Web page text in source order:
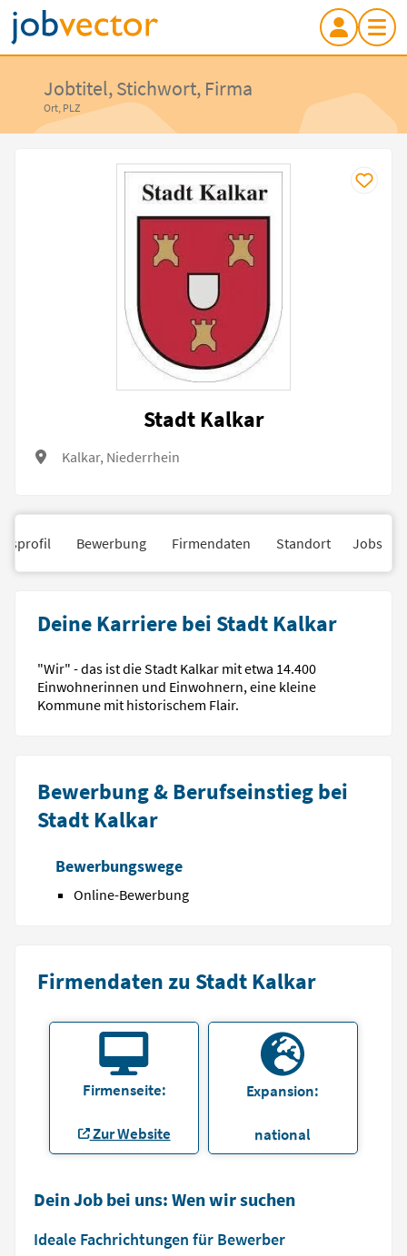
Jobtitel, Stichwort, Firma
Ort, PLZ
Stadt Kalkar
Kalkar, Niederrhein
Bewerbung Firmendaten Standort Jobs
Deine Karriere bei Stadt Kalkar
"Wir" - das ist die Stadt Kalkar mit etwa 14.400
Einwohnerinnen und Einwohnern, eine kleine
Kommune mit historischem Flair.
Bewerbung & Berufseinstieg bei
Stadt Kalkar
Bewerbungswege
Online-Bewerbung
Firmendaten zu Stadt Kalkar
Firmenseite:
Zur Website
Expansion:
national
Dein Job bei uns: Wen wir suchen
Ideale Fachrichtungen für Bewerber